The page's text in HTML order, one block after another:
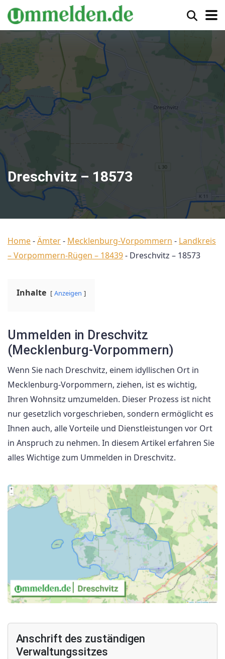
Dreschvitz – 18573
Home-Ämter- Mecklenburg-Vorpommern - Landkreis
– Vorpommern-Rügen – 18439- Dreschvitz – 18573
Inhalte Anzeigen
Ummelden in Dreschvitz
(Mecklenburg-Vorpommern)
Wenn Sie nach Dreschvitz, einem idyllischen Ort in
Mecklenburg-Vorpommern, ziehen, ist es wichtig,
Ihren Wohnsitz umzumelden. Dieser Prozess ist nicht
nur gesetzlich vorgeschrieben, sondern ermöglicht es
Ihnen auch, alle Vorteile und Dienstleistungen vor Ort
in Anspruch zu nehmen. In diesem Artikel erfahren Sie
alles Wichtige zum Ummelden in Dreschvitz.
Anschrift des zuständigen
Verwaltungssitzes